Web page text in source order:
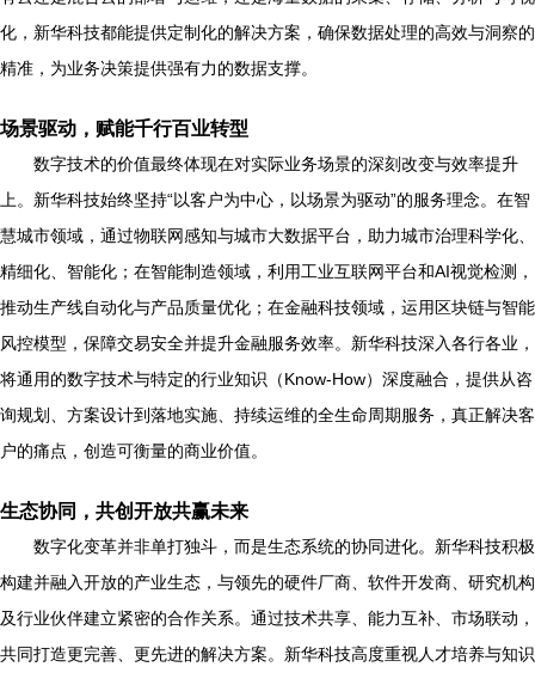
化，新华科技都能提供定制化的解决方案，确保数据处理的高效与洞察的
精准，为业务决策提供强有力的数据支撑。
场景驱动，赋能千行百业转型
数字技术的价值最终体现在对实际业务场景的深刻改变与效率提升
上。新华科技始终坚持“以客户为中心，以场景为驱动”的服务理念。在智
慧城市领域，通过物联网感知与城市大数据平台，助力城市治理科学化、
精细化、智能化；在智能制造领域，利用工业互联网平台和AI视觉检测，
推动生产线自动化与产品质量优化；在金融科技领域，运用区块链与智能
风控模型，保障交易安全并提升金融服务效率。新华科技深入各行各业，
将通用的数字技术与特定的行业知识（Know-How）深度融合，提供从咨
询规划、方案设计到落地实施、持续运维的全生命周期服务，真正解决客
户的痛点，创造可衡量的商业价值。
生态协同，共创开放共赢未来
数字化变革并非单打独斗，而是生态系统的协同进化。新华科技积极
构建并融入开放的产业生态，与领先的硬件厂商、软件开发商、研究机构
及行业伙伴建立紧密的合作关系。通过技术共享、能力互补、市场联动，
共同打造更完善、更先进的解决方案。新华科技高度重视人才培养与知识